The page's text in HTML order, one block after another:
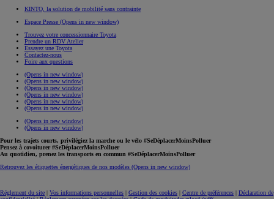
KINTO, la solution de mobilité sans contrainte
Espace Presse (Opens in new window)
Trouvez votre concessionnaire Toyota
Prendre un RDV Atelier
Essayez une Toyota
Contactez-nous
Foire aux questions
(Opens in new window)
(Opens in new window)
(Opens in new window)
(Opens in new window)
(Opens in new window)
(Opens in new window)
(Opens in new window)
(Opens in new window)
Pour les trajets courts, privilégiez la marche ou le vélo #SeDéplacerMoinsPolluer
Pensez à covoiturer #SeDéplacerMoinsPolluer
Au quotidien, prenez les transports en commun #SeDéplacerMoinsPolluer
Retrouvez les étiquettes énergétiques de nos modèles (Opens in new window)
Réglement du site | Vos informations personnelles | Gestion des cookies | Centre de préférences | Déclaration de